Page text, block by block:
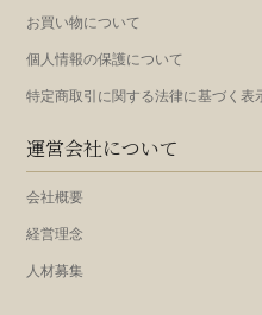
お買い物について
個人情報の保護について
特定商取引に関する法律に基づく表
運営会社について
会社概要
経営理念
人材募集